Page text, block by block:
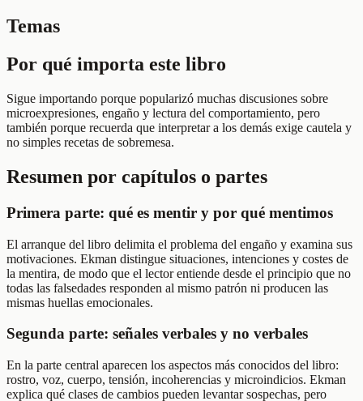
Temas
Por qué importa este libro
Sigue importando porque popularizó muchas discusiones sobre
microexpresiones, engaño y lectura del comportamiento, pero
también porque recuerda que interpretar a los demás exige cautela y
no simples recetas de sobremesa.
Resumen por capítulos o partes
Primera parte: qué es mentir y por qué mentimos
El arranque del libro delimita el problema del engaño y examina sus
motivaciones. Ekman distingue situaciones, intenciones y costes de
la mentira, de modo que el lector entiende desde el principio que no
todas las falsedades responden al mismo patrón ni producen las
mismas huellas emocionales.
Segunda parte: señales verbales y no verbales
En la parte central aparecen los aspectos más conocidos del libro:
rostro, voz, cuerpo, tensión, incoherencias y microindicios. Ekman
explica qué clases de cambios pueden levantar sospechas, pero